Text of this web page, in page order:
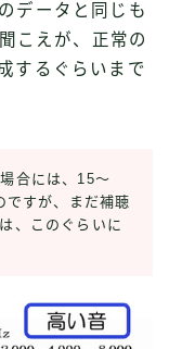
データと同じも
こえが、正常の
するぐらいまで
合には、15〜
ですが、まだ補聴
、このぐらいに